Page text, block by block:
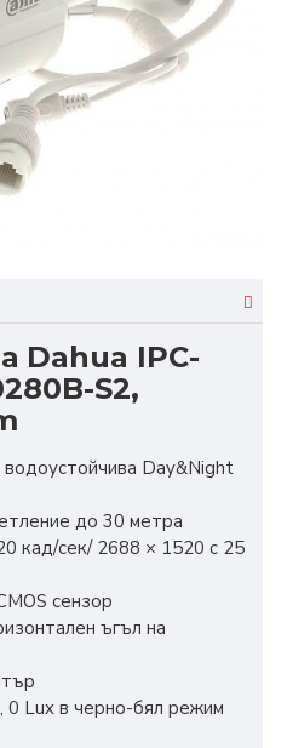
Dahua IPC-
S2,
водоустойчива Day&Night
до 30 метра
кад/сек/ 2688 × 1520 с 25
сензор
ъгъл на
0 Lux в черно-бял режим